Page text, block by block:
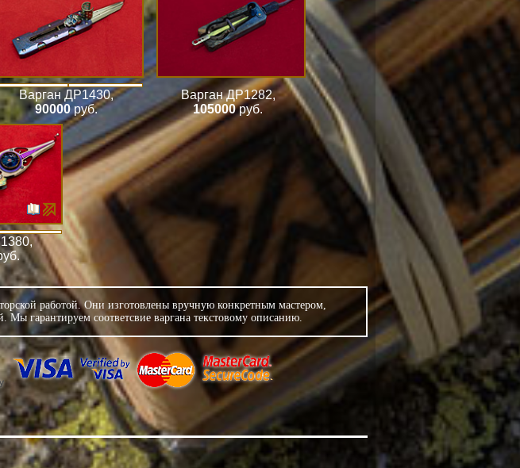
Варган ДР1430,
90000руб.
Варган ДР1282,
105000руб.
,
работой. Они изготовлены вручную конкретным мастером,
Мы гарантируем соответсвие варгана текстовому описанию.